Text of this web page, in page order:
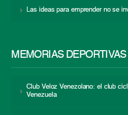
Las ideas para emprender no se
MEMORIAS DEPORTIVAS
Club Veloz Venezolano: el club
Venezuela